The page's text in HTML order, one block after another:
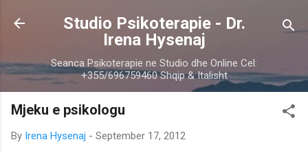
Skip to main content
Studio Psikoterapie - Dr.
Irena Hysenaj
Seanca Psikoterapie ne Studio dhe Online Cel:
+355/696759460 Shqip & Italisht
Mjeku e psikologu
By Irena Hysenaj - September 17, 2012